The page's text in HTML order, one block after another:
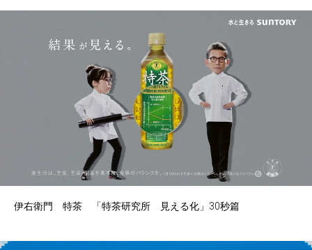
伊右衛門 特茶 「特茶研究所 見える化」30秒篇